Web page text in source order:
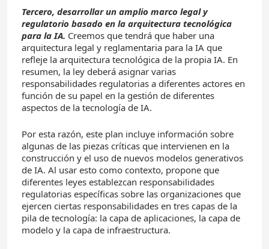
Tercero, desarrollar un amplio marco legal y
regulatorio basado en la arquitectura tecnológica
para la IA. Creemos que tendrá que haber una
arquitectura legal y reglamentaria para la IA que
refleje la arquitectura tecnológica de la propia IA. En
resumen, la ley deberá asignar varias
responsabilidades regulatorias a diferentes actores en
función de su papel en la gestión de diferentes
aspectos de la tecnología de IA.
Por esta razón, este plan incluye información sobre
algunas de las piezas críticas que intervienen en la
construcción y el uso de nuevos modelos generativos
de IA. Al usar esto como contexto, propone que
diferentes leyes establezcan responsabilidades
regulatorias específicas sobre las organizaciones que
ejercen ciertas responsabilidades en tres capas de la
pila de tecnología: la capa de aplicaciones, la capa de
modelo y la capa de infraestructura.